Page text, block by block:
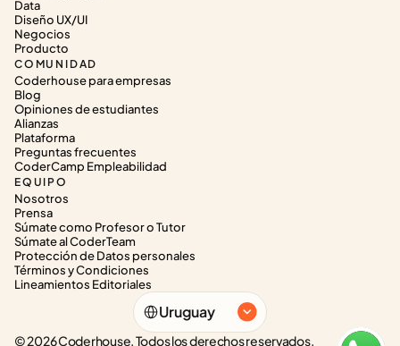
Data
Diseño UX/UI
Negocios
Producto
COMUNIDAD
Coderhouse para empresas
Blog
Opiniones de estudiantes
Alianzas
Plataforma
Preguntas frecuentes
CoderCamp Empleabilidad
EQUIPO
Nosotros
Prensa
Súmate como Profesor o Tutor
Súmate al CoderTeam
Protección de Datos personales
Términos y Condiciones
Lineamientos Editoriales
Select Language
Uruguay
© 2026 Coderhouse. Todos los derechos reservados.